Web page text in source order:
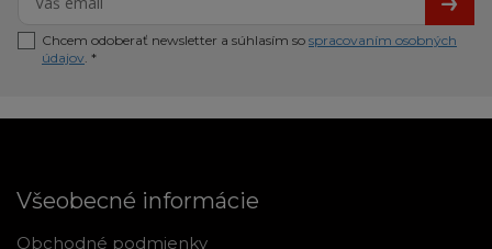
Chcem odoberať newsletter a súhlasím so spracovaním osobných
údajov. *
Všeobecné informácie
Obchodné podmienky